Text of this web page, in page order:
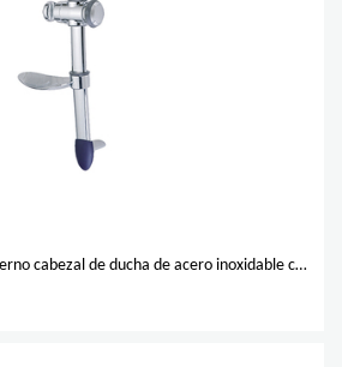
Proveedor de China moderno cabezal de ducha de acero inoxidable con barra deslizante